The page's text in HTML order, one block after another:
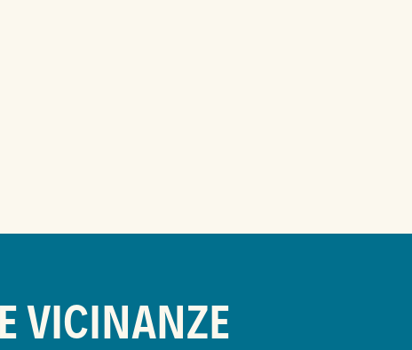
VICINANZE